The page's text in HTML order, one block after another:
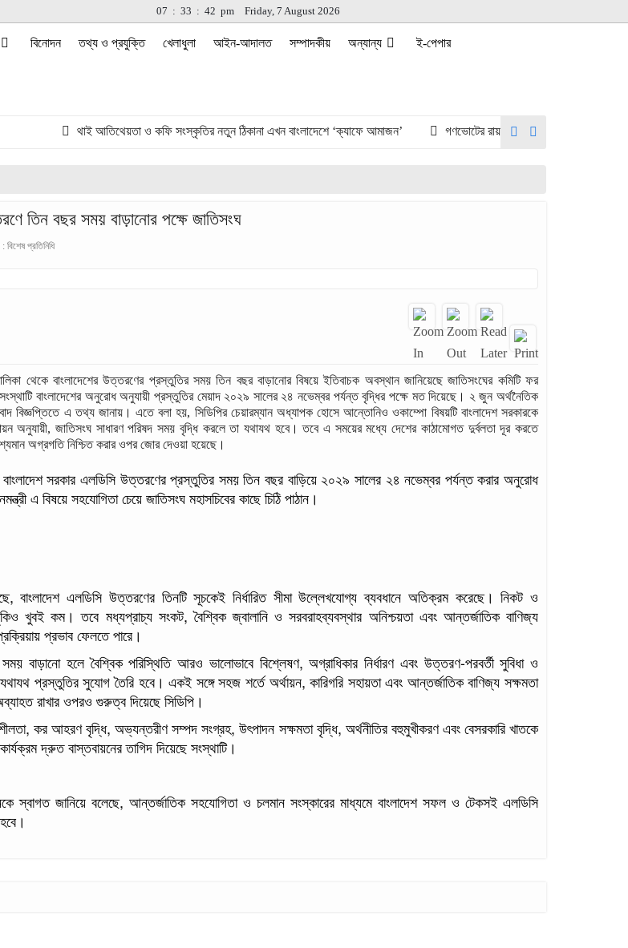
07 : 33 : 42 pm Friday, 7 August 2026
বিনোদন তথ্য ও প্রযুক্তি খেলাধুলা আইন-আদালত সম্পাদকীয় অন্যান্য ই-পেপার
থাই আতিথেয়তা ও কফি সংস্কৃতির নতুন ঠিকানা এখন বাংলাদেশে ‘ক্যাফে আমাজন’ গণভোটের রায় ও জুলাই সনদ দ্রুত বাস্তবায়নের দাবি
তিন বছর সময় বাড়ানোর পক্ষে জাতিসংঘ
: বিশেষ প্রতিনিধি
থেকে বাংলাদেশের উত্তরণের প্রস্তুতির সময় তিন বছর বাড়ানোর বিষয়ে ইতিবাচক অবস্থান জানিয়েছে জাতিসংঘের কমিটি ফর
বাংলাদেশের অনুরোধ অনুযায়ী প্রস্তুতির মেয়াদ ২০২৯ সালের ২৪ নভেম্বর পর্যন্ত বৃদ্ধির পক্ষে মত দিয়েছে। ২ জুন অর্থনৈতিক
বিজ্ঞপ্তিতে এ তথ্য জানায়। এতে বলা হয়, সিডিপির চেয়ারম্যান অধ্যাপক হোসে আন্তোনিও ওকাম্পো বিষয়টি বাংলাদেশ সরকারকে
অনুযায়ী, জাতিসংঘ সাধারণ পরিষদ সময় বৃদ্ধি করলে তা যথাযথ হবে। তবে এ সময়ের মধ্যে দেশের কাঠামোগত দুর্বলতা দূর করতে
অগ্রগতি নিশ্চিত করার ওপর জোর দেওয়া হয়েছে।
সরকার এলডিসি উত্তরণের প্রস্তুতির সময় তিন বছর বাড়িয়ে ২০২৯ সালের ২৪ নভেম্বর পর্যন্ত করার অনুরোধ
এ বিষয়ে সহযোগিতা চেয়ে জাতিসংঘ মহাসচিবের কাছে চিঠি পাঠান।
বাংলাদেশ এলডিসি উত্তরণের তিনটি সূচকেই নির্ধারিত সীমা উল্লেখযোগ্য ব্যবধানে অতিক্রম করেছে। নিকট ও
খুবই কম। তবে মধ্যপ্রাচ্য সংকট, বৈশ্বিক জ্বালানি ও সরবরাহব্যবস্থার অনিশ্চয়তা এবং আন্তর্জাতিক বাণিজ্য
প্রভাব ফেলতে পারে।
বাড়ানো হলে বৈশ্বিক পরিস্থিতি আরও ভালোভাবে বিশ্লেষণ, অগ্রাধিকার নির্ধারণ এবং উত্তরণ-পরবর্তী সুবিধা ও
প্রস্তুতির সুযোগ তৈরি হবে। একই সঙ্গে সহজ শর্তে অর্থায়ন, কারিগরি সহায়তা এবং আন্তর্জাতিক বাণিজ্য সক্ষমতা
রাখার ওপরও গুরুত্ব দিয়েছে সিডিপি।
কর আহরণ বৃদ্ধি, অভ্যন্তরীণ সম্পদ সংগ্রহ, উৎপাদন সক্ষমতা বৃদ্ধি, অর্থনীতির বহুমুখীকরণ এবং বেসরকারি খাতকে
দ্রুত বাস্তবায়নের তাগিদ দিয়েছে সংস্থাটি।
স্বাগত জানিয়ে বলেছে, আন্তর্জাতিক সহযোগিতা ও চলমান সংস্কারের মাধ্যমে বাংলাদেশ সফল ও টেকসই এলডিসি